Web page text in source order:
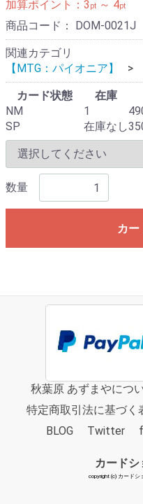
加算ポイント： 3 pt ～ 4pt
商品コード： DOM-0021J
関連カテゴリ
【MTG：パイオニア】
カード状態 在庫
NM
1
SP
在庫なし
数量
カー
秋葉原 あずまやにつ
特定商取引法に基づく
BLOG
Twitter
カード
copyright (c) カード